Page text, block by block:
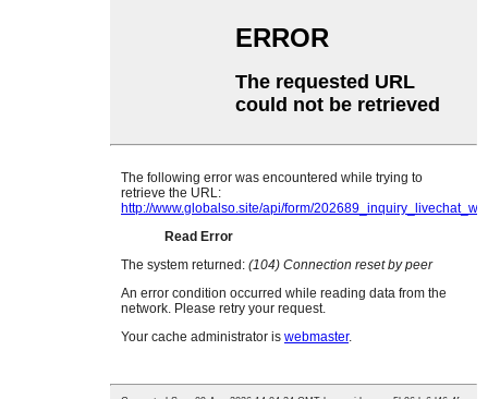
Swahili
Tajik
Telugu
Ukrainian
Urdu
Welsh
Xhosa
Yiddish
Tatar